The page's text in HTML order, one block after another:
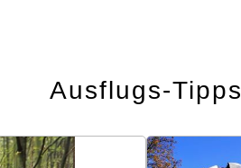
Ausflugs-Tipps